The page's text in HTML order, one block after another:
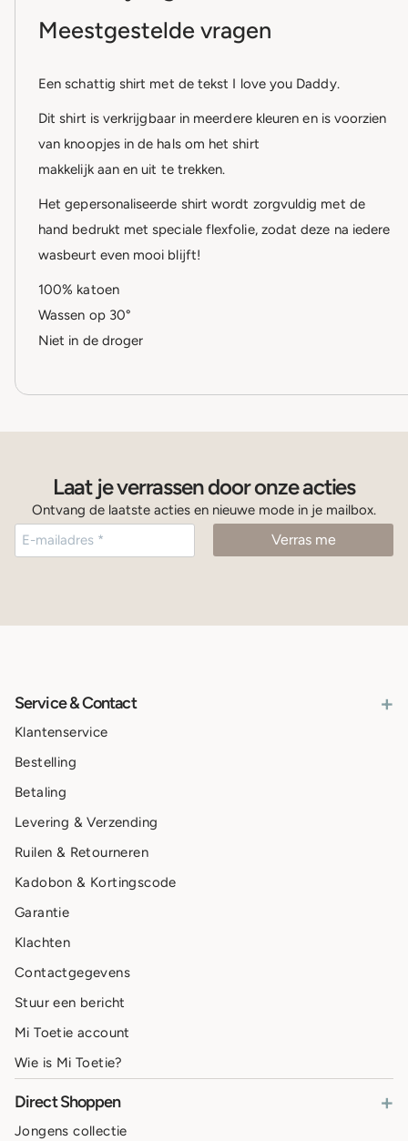
Meestgestelde vragen
Een schattig shirt met de tekst I love you Daddy.
Dit shirt is verkrijgbaar in meerdere kleuren en is voorzien
van knoopjes in de hals om het shirt
makkelijk aan en uit te trekken.
Het gepersonaliseerde shirt wordt zorgvuldig met de
hand bedrukt met speciale flexfolie, zodat deze na iedere
wasbeurt even mooi blijft!
100% katoen
Wassen op 30°
Niet in de droger
Laat je verrassen door onze acties
Ontvang de laatste acties en nieuwe mode in je mailbox.
Service & Contact +
Klantenservice
Bestelling
Betaling
Levering & Verzending
Ruilen & Retourneren
Kadobon & Kortingscode
Garantie
Klachten
Contactgegevens
Stuur een bericht
Mi Toetie account
Wie is Mi Toetie?
Direct Shoppen +
Jongens collectie